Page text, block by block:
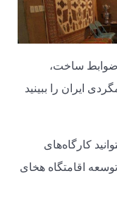
ضوابط ساخت،
ایران را ببینید
کارگاه‌های
اقامتگاه هخای